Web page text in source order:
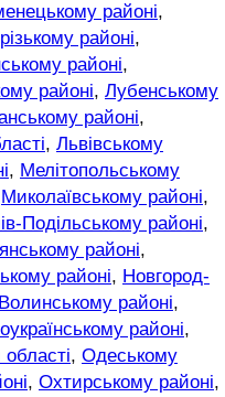
районі,
районі,
районі,
районі, Лубенському
районі,
, Львівському
, Мелітопольському
Миколаївському районі,
Подільському районі,
районі,
районі, Новгород-
районі,
районі,
, Одеському
, Охтирському районі,